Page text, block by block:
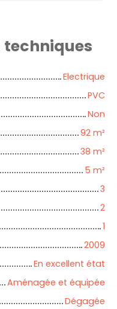
techniques
Electrique
PVC
Non
92 m²
38 m²
5 m²
3
2
1
2009
En excellent état
Aménagée et équipée
Dégagée